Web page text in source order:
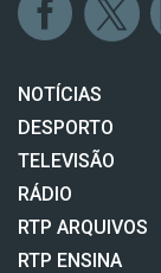
NOTÍCIAS
DESPORTO
TELEVISÃO
RÁDIO
RTP ARQUIVOS
RTP ENSINA